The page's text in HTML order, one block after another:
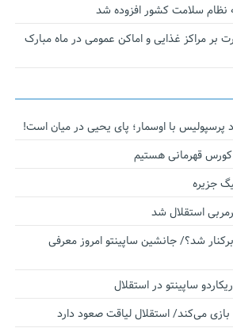
بر مراکز غذایی و اماکن عمومی در ماه مبارک
پرسپولیس با اوسمار؛ پای یحیی در میان است!
قهرمانی هستیم
جزیره
استقلال شد
شد؟/ جانشین ساپینتو امروز معرفی
ساپینتو در استقلال
می‌کند/ استقلال لیاقت صعود دارد